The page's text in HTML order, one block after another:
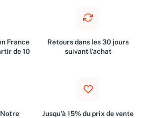
France
de 10
Retours dans les 30 jours
suivant l'achat
Notre
Jusqu'à 15% du prix de vente